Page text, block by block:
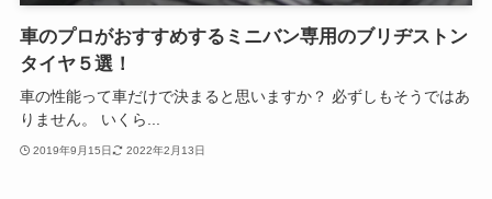
車のプロがおすすめするミニバン専用のブリヂストン
タイヤ５選！
車の性能って車だけで決まると思いますか？ 必ずしもそうではあ
りません。 いくら...
2019年9月15日 2022年2月13日